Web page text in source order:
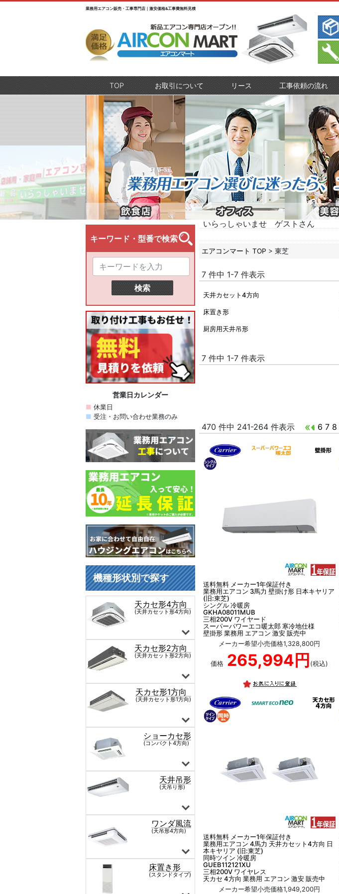
業務用エアコン販売・工事専門店｜激安価格&工事費無料見積
TOP(current) お取引について リース 工事依頼の流れ
いらっしゃいませ ゲストさん
エアコンマート TOP > 東芝
7 件中 1-7 件表示
天井カセット4方向
床置き形
厨房用天井吊形
7 件中 1-7 件表示
470 件中 241-264 件表示 6 7 8
送料無料 メーカー1年保証付き
業務用エアコン 3馬力 壁掛け形 日本キヤリア
(旧:東芝)
シングル 冷暖房
GKHA08011MUB
三相200V ワイヤード
スーパーパワーエコ暖太郎 寒冷地仕様
壁掛形 業務用 エアコン 激安 販売中
メーカー希望小売価格1,328,800円
価格 265,994円 (税込)
送料無料 メーカー1年保証付き
業務用エアコン 4馬力 天井カセット4方向 日
本キヤリア (旧:東芝)
同時ツイン 冷暖房
GUEB112121XU
三相200V ワイヤレス
天カセ 4方向 業務用 エアコン 激安 販売中
メーカー希望小売価格1,949,200円